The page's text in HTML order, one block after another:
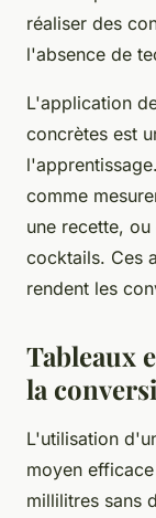
réaliser des
l'absence de
L'application
concrètes est
comme
une recette,
cocktails. Ces
rendent les
Tableaux
la
L'utilisation
moyen
millilitres sans